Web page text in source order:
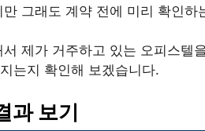
그래도 계약 전에 미리 확인하
제가 거주하고 있는 오피스텔
는지 확인해 보겠습니다.
과 보기